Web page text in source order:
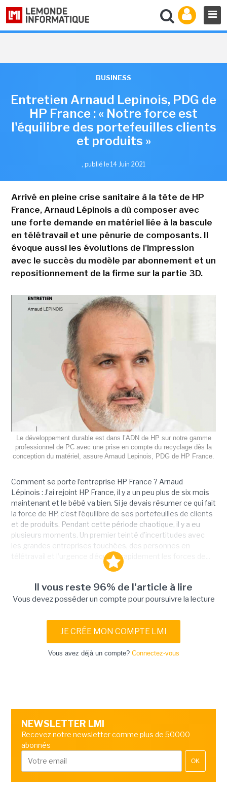
BUSINESS
Entretien Arnaud Lepinois, PDG de
HP France : « Notre force est
l'équilibre des portefeuilles clients
et produits »
, publié le 14 Juin 2021
Arrivé en pleine crise sanitaire à la tête de HP
France, Arnaud Lépinois a dû composer avec
une forte demande en matériel liée à la bascule
en télétravail et une pénurie de composants. Il
évoque aussi les évolutions de l'impression
avec le succès du modèle par abonnement et un
repositionnement de la firme sur la partie 3D.
Le développement durable est dans l’ADN de HP sur notre gamme
professionnel de PC avec une prise en compte du recyclage dès la
conception du matériel, assure Arnaud Lepinois, PDG de HP France.
Comment se porte l’entreprise HP France ? Arnaud
Lépinois : J’ai rejoint HP France, il y a un peu plus de six mois
maintenant et le bébé va bien. Si je devais résumer ce qui fait
la force de HP, c’est l’équilibre de ses portefeuilles de clients
et de produits. Pendant cette période chaotique, il y a eu
plusieurs moments. Un premier teinté d’incertitudes avec
les grandes entreprises touchées, des personnes en
télétravail et l’urgence d’équiper rapidement les forces de...
Il vous reste 96% de l'article à lire
Vous devez posséder un compte pour poursuivre la lecture
JE CRÉE MON COMPTE LMI
Vous avez déjà un compte? Connectez-vous
NEWSLETTER LMI
Recevez notre newsletter comme plus de 50000
abonnés
OK